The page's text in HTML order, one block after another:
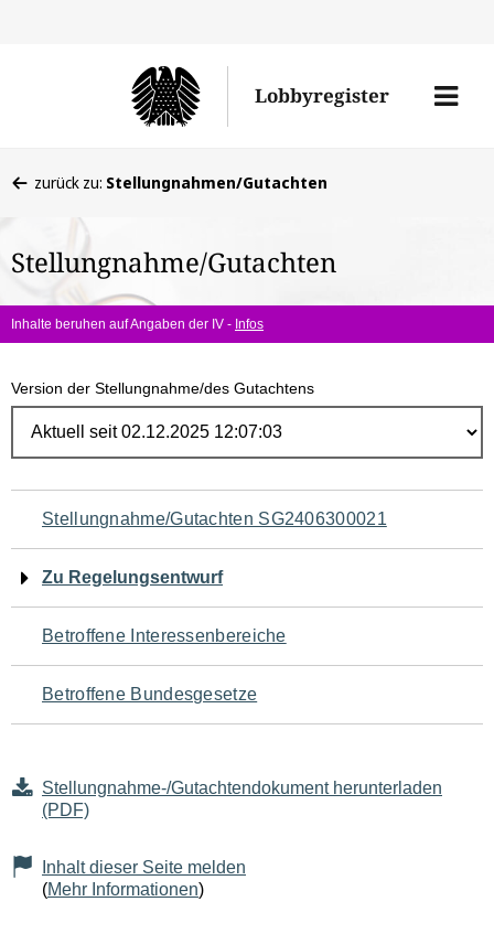
Lobbyregister
Menü
befinden
hier:
zurück zu: Stellungnahmen/Gutachten
Stellungnahme/Gutachten
Inhalte beruhen auf Angaben der IV - Infos
Version der Stellungnahme/des Gutachtens
Navigation
für
den
Seiteninhalt
Stellungnahme/Gutachten SG2406300021
Zu Regelungsentwurf
Betroffene Interessenbereiche
Betroffene Bundesgesetze
Stellungnahme-/Gutachtendokument herunterladen
(PDF)
Inhalt dieser Seite melden
(Mehr Informationen)